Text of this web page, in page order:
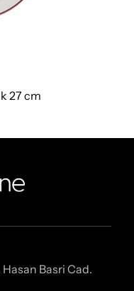
27 cm
Basri Cad.